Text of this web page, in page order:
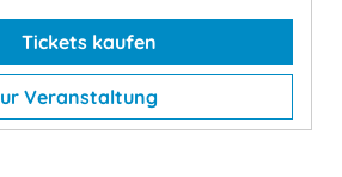
Tickets kaufen
Veranstaltung